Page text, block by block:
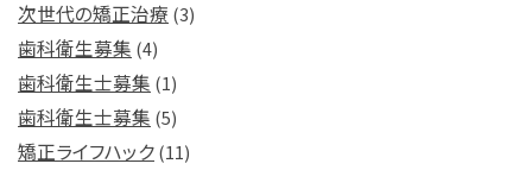
次世代の矯正治療 (3)
歯科衛生募集 (4)
歯科衛生士募集 (1)
歯科衛生士募集 (5)
矯正ライフハック(11)